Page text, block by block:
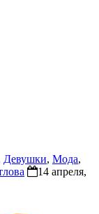
Девушки, Мода,
14 апреля,